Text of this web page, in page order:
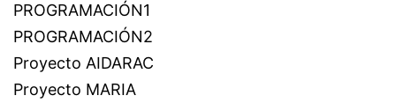
PROGRAMACIÓN1
PROGRAMACIÓN2
Proyecto AIDARAC
Proyecto MARIA